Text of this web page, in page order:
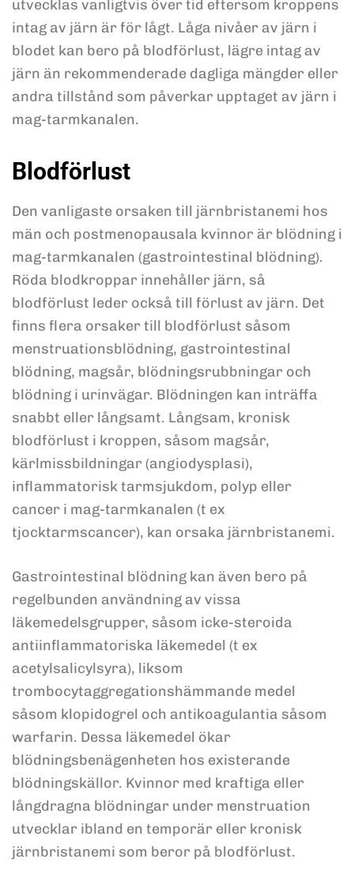
utvecklas vanligtvis över tid eftersom kroppens
intag av järn är för lågt. Låga nivåer av järn i
blodet kan bero på blodförlust, lägre intag av
järn än rekommenderade dagliga mängder eller
andra tillstånd som påverkar upptaget av järn i
mag-tarmkanalen.
Blodförlust
Den vanligaste orsaken till järnbristanemi hos
män och postmenopausala kvinnor är blödning i
mag-tarmkanalen (gastrointestinal blödning).
Röda blodkroppar innehåller järn, så
blodförlust leder också till förlust av järn. Det
finns flera orsaker till blodförlust såsom
menstruationsblödning, gastrointestinal
blödning, magsår, blödningsrubbningar och
blödning i urinvägar. Blödningen kan inträffa
snabbt eller långsamt. Långsam, kronisk
blodförlust i kroppen, såsom magsår,
kärlmissbildningar (angiodysplasi),
inflammatorisk tarmsjukdom, polyp eller
cancer i mag-tarmkanalen (t ex
tjocktarmscancer), kan orsaka järnbristanemi.
Gastrointestinal blödning kan även bero på
regelbunden användning av vissa
läkemedelsgrupper, såsom icke-steroida
antiinflammatoriska läkemedel (t ex
acetylsalicylsyra), liksom
trombocytaggregationshämmande medel
såsom klopidogrel och antikoagulantia såsom
warfarin. Dessa läkemedel ökar
blödningsbenägenheten hos existerande
blödningskällor. Kvinnor med kraftiga eller
långdragna blödningar under menstruation
utvecklar ibland en temporär eller kronisk
järnbristanemi som beror på blodförlust.